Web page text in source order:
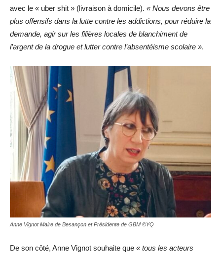
avec le « uber shit » (livraison à domicile). « Nous devons être
plus offensifs dans la lutte contre les addictions, pour réduire la
demande, agir sur les filières locales de blanchiment de
l’argent de la drogue et lutter contre l’absentéisme scolaire ».
Anne Vignot Maire de Besançon et Présidente de GBM ©YQ
De son côté, Anne Vignot souhaite que « tous les acteurs